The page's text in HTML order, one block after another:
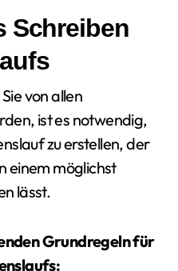
Schreiben
von allen
ist es notwendig,
zu erstellen, der
einem möglichst
lässt.
Grundregeln für